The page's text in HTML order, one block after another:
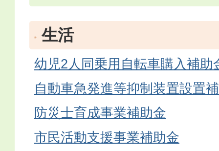
生活
幼児2人同乗用自転車購入補助
自動車急発進等抑制装置設置
防災士育成事業補助金
市民活動支援事業補助金